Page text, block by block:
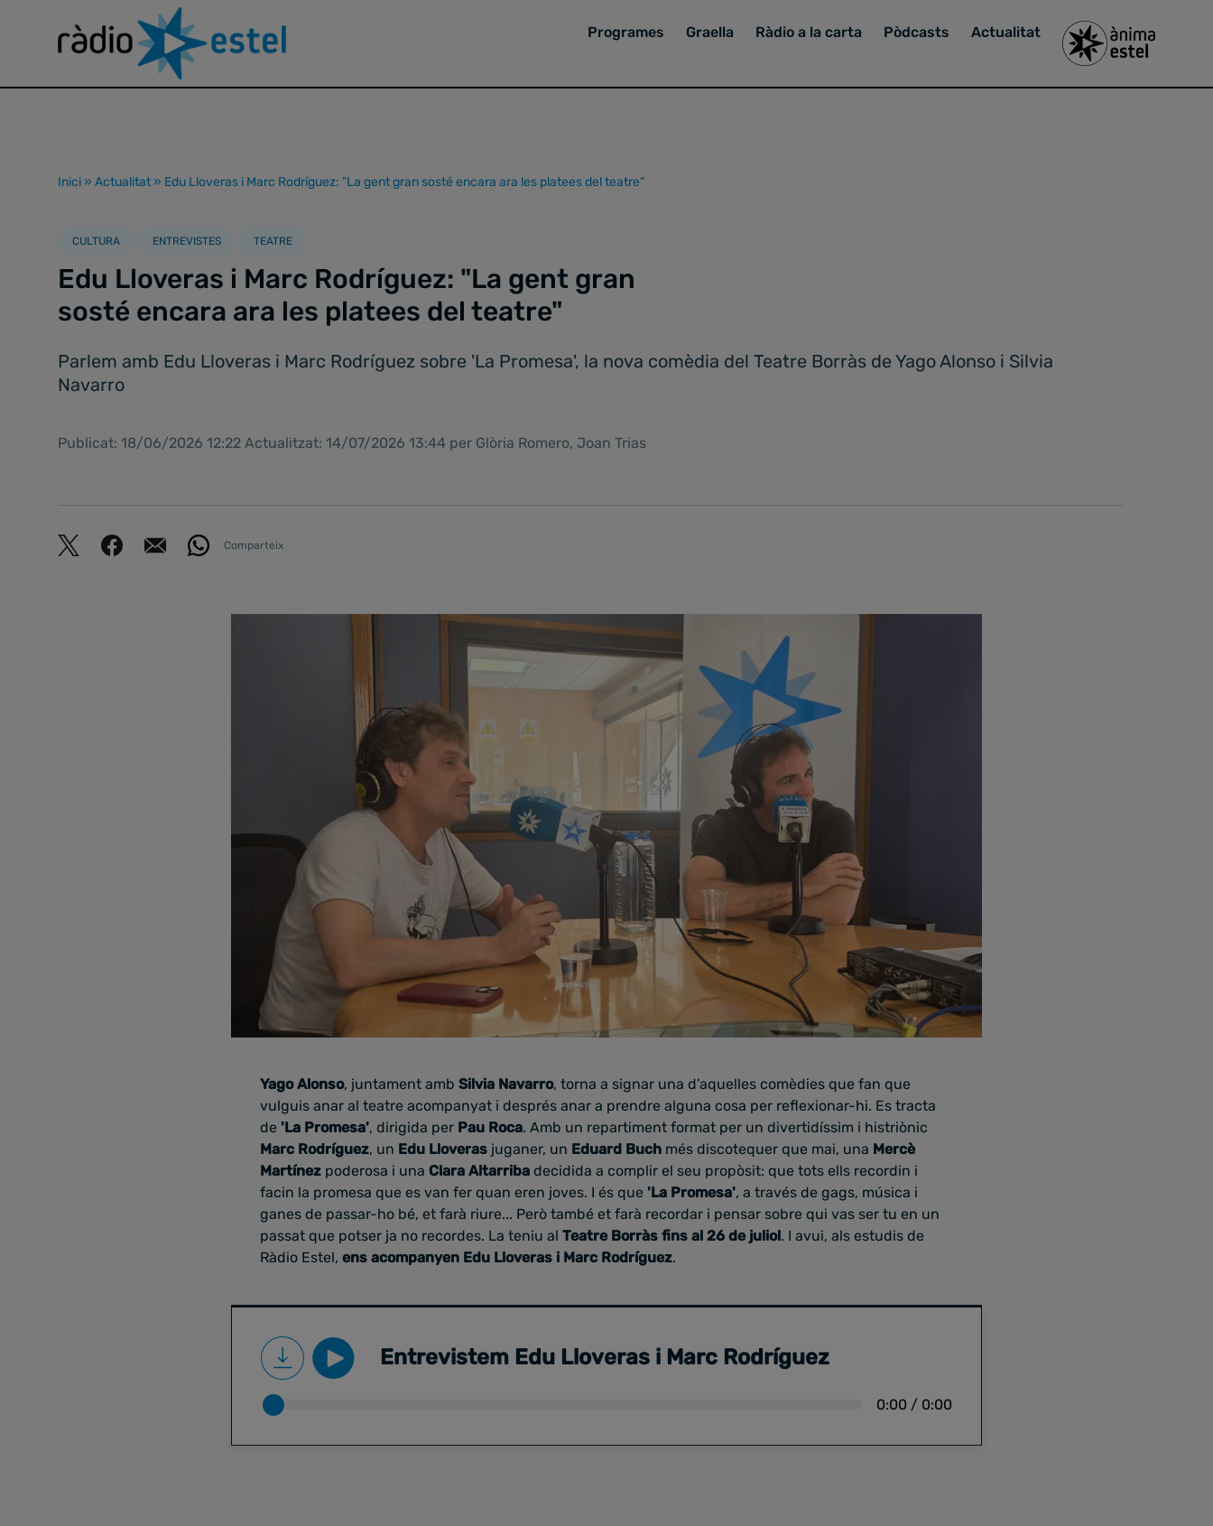
Programes Graella Ràdio a la carta Pòdcasts Actualitat
Inici » Actualitat » Edu Lloveras i Marc Rodríguez: "La gent gran sosté encara ara les platees del teatre"
CULTURA ENTREVISTES TEATRE
Edu Lloveras i Marc Rodríguez: "La gent gran
sosté encara ara les platees del teatre"
Parlem amb Edu Lloveras i Marc Rodríguez sobre 'La Promesa', la nova comèdia del Teatre Borràs de Yago Alonso i Silvia
Navarro
Publicat: 18/06/2026 12:22 Actualitzat: 14/07/2026 13:44 per Glòria Romero, Joan Trias
Comparteix
Yago Alonso, juntament amb Silvia Navarro, torna a signar una d’aquelles comèdies que fan que
vulguis anar al teatre acompanyat i després anar a prendre alguna cosa per reflexionar-hi. Es tracta
de 'La Promesa', dirigida per Pau Roca. Amb un repartiment format per un divertidíssim i histriònic
Marc Rodríguez, un Edu Lloveras juganer, un Eduard Buch més discotequer que mai, una Mercè
Martínez poderosa i una Clara Altarriba decidida a complir el seu propòsit: que tots ells recordin i
facin la promesa que es van fer quan eren joves. I és que 'La Promesa', a través de gags, música i
ganes de passar-ho bé, et farà riure... Però també et farà recordar i pensar sobre qui vas ser tu en un
passat que potser ja no recordes. La teniu al Teatre Borràs fins al 26 de juliol. I avui, als estudis de
Ràdio Estel, ens acompanyen Edu Lloveras i Marc Rodríguez.
Entrevistem Edu Lloveras i Marc Rodríguez
0:00 / 0:00